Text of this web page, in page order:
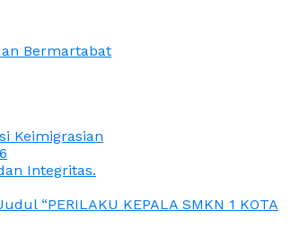
Bermartabat
Keimigrasian
Integritas.
“PERILAKU KEPALA SMKN 1 KOTA